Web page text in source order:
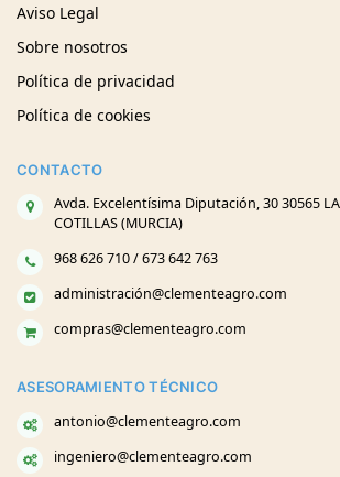
Aviso Legal
Sobre nosotros
Política de privacidad
Política de cookies
CONTACTO
Avda. Excelentísima Diputación, 30 30565
COTILLAS (MURCIA)
968 626 710 / 673 642 763
administración@clementeagro.com
compras@clementeagro.com
ASESORAMIENTO TÉCNICO
antonio@clementeagro.com
ingeniero@clementeagro.com